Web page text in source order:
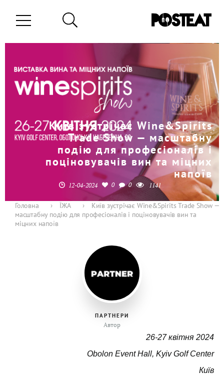
Київ зустрічає Wine&Spirits
Trade Show — масштабну
подію для професіоналів і
поціновувачів вин та міцних
напоїв
12-04-2024 0 0 1141
Головна › ЇЖА ›
Київ зустрічає Wine&Spirits Trade Show —
масштабну подію для професіоналів і поціновувачів вин та
міцних напоїв
ПАРТНЕРИ
Автор
26-27 квітня 2024
Obolon Event Hall, Kyiv Golf Center
Київ